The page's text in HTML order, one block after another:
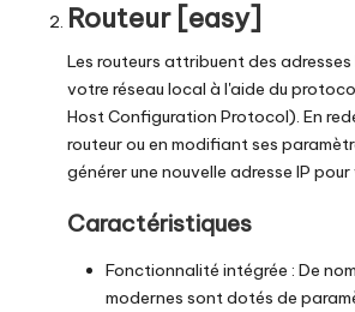
Routeur [easy]
Les routeurs attribuent des
votre réseau local à l'aide du
Host Configuration Protocol). En
routeur ou en modifiant ses
générer une nouvelle adresse IP
Caractéristiques
Fonctionnalité intégrée : De
modernes sont dotés de